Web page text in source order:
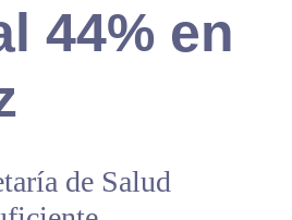
44% en
de Salud